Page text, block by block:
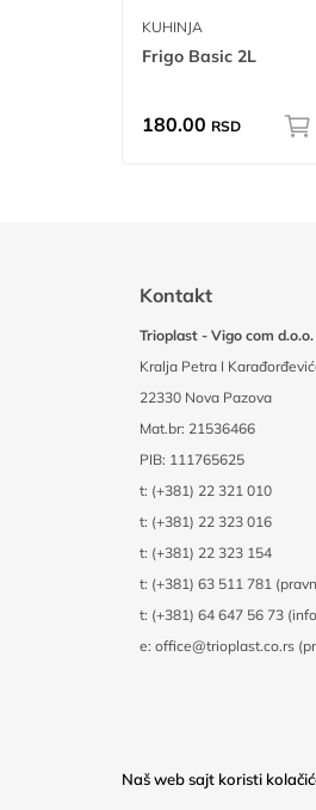
KUHINJA
Frigo Basic 2L
180.00 RSD
Kontakt
Trioplast - Vigo com d.o.o.
Kralja Petra I
22330 Nova Pazova
Mat.br: 21536466
PIB: 111765625
t: (+381) 22 321 010
t: (+381) 22 323 016
t: (+381) 22 323 154
t: (+381) 63 511 781
t: (+381) 64 647 56 73
e: office@trioplast.co.rs
Naš web sajt koristi